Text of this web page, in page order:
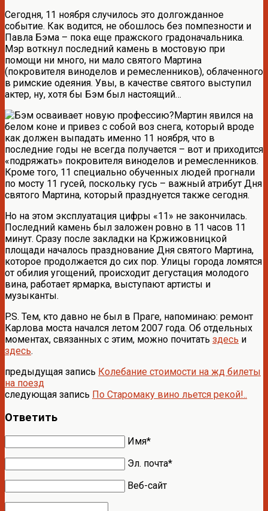
Сегодня, 11 ноября случилось это долгожданное
событие. Как водится, не обошлось без помпезности и
Павла Бэма – пока еще пражского градоначальника.
Мэр воткнул последний камень в мостовую при
помощи ни много, ни мало святого Мартина
(покровителя виноделов и ремесленников), облаченного
в римские одеяния. Увы, в качестве святого выступил
актер, ну, хотя бы Бэм был настоящий…
Мартин явился на
белом коне и привез с собой воз снега, который вроде
как должен выпадать именно 11 ноября, что в
последние годы не всегда получается – вот и приходится
«подряжать» покровителя виноделов и ремесленников.
Кроме того, 11 специально обученных людей прогнали
по мосту 11 гусей, поскольку гусь – важный атрибут Дня
святого Мартина, который празднуется также сегодня.
Но на этом эксплуатация цифры «11» не закончилась.
Последний камень был заложен ровно в 11 часов 11
минут. Сразу после закладки на Кржижовницкой
площади началось празднование Дня святого Мартина,
которое продолжается до сих пор. Улицы города ломятся
от обилия угощений, происходит дегустация молодого
вина, работает ярмарка, выступают артисты и
музыканты.
P.S. Тем, кто давно не был в Праге, напоминаю: ремонт
Карлова моста начался летом 2007 года. Об отдельных
моментах, связанных с этим, можно почитать здесь и
здесь.
предыдущая запись Колебание стоимости на жд билеты
на поезд
следующая запись По Старомаку вино льется рекой!..
Ответить
Имя*
Эл. почта*
Веб-сайт